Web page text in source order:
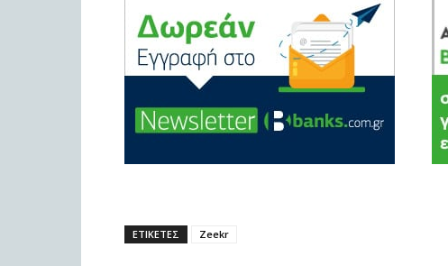
ΕΤΙΚΕΤΕΣ Zeekr